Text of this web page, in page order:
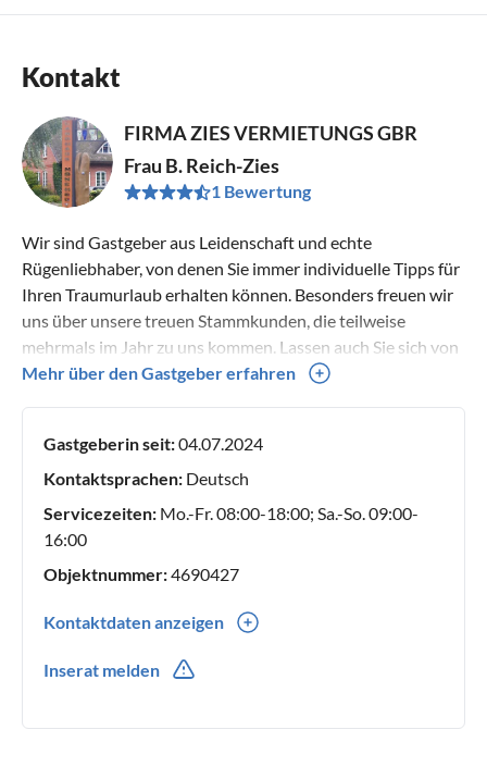
Kontakt
FIRMA ZIES VERMIETUNGS GBR
Frau B. Reich-Zies
1 Bewertung
Wir sind Gastgeber aus Leidenschaft und echte
Rügenliebhaber, von denen Sie immer individuelle Tipps für
Ihren Traumurlaub erhalten können. Besonders freuen wir
uns über unsere treuen Stammkunden, die teilweise
mehrmals im Jahr zu uns kommen. Lassen auch Sie sich von
Rügen und insbesondere vom Mönchgut begeistern und
weiter.
Mehr über den Gastgeber erfahren
Gastgeberin seit:04.07.2024
Kontaktsprachen: Deutsch
Servicezeiten: Mo.-Fr. 08:00-18:00; Sa.-So. 09:00-
16:00
Objektnummer:4690427
Kontaktdaten anzeigen
Inserat melden